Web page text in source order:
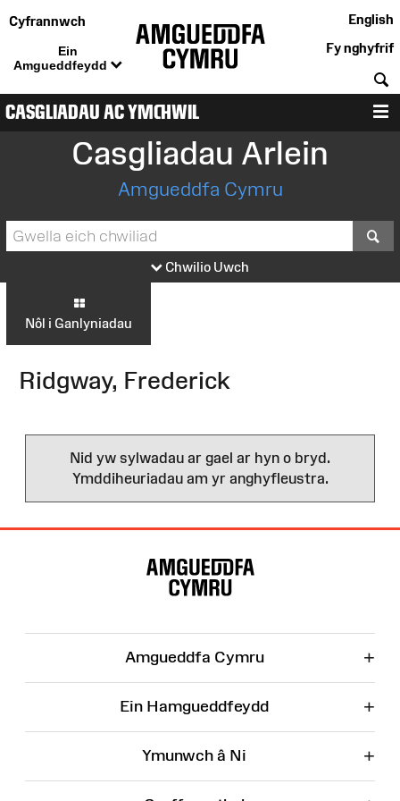
Cyfrannwch
Ein
Amgueddfeydd
English
Fy nghyfrif
CASGLIADAU AC YMCHWIL
Casgliadau Arlein
Amgueddfa Cymru
Chwilio Uwch
Nôl i Ganlyniadau
Ridgway, Frederick
Nid yw sylwadau ar gael ar hyn o bryd.
Ymddiheuriadau am yr anghyfleustra.
Amgueddfa Cymru +
Ein Hamgueddfeydd +
Ymunwch â Ni +